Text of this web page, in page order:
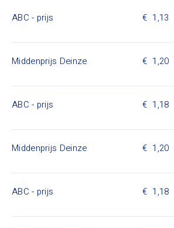
ABC - prijs
1,13
Middenprijs Deinze
1,20
ABC - prijs
1,18
Middenprijs Deinze
1,20
ABC - prijs
1,18